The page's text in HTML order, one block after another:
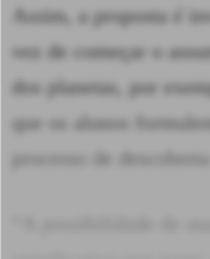
Assim, a proposta é
vez de começar o
dos planetas, por
que os alunos
processo de